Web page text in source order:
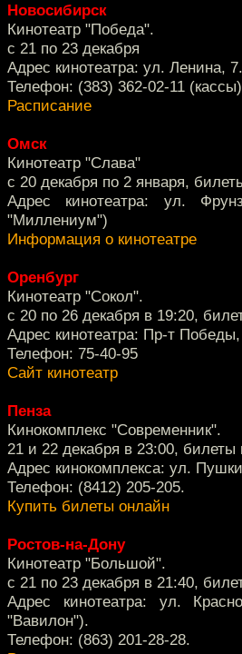
Новосибирск
Кинотеатр "Победа".
с 21 по 23 декабря
Адрес кинотеатра: ул. Ленина, 7.
Телефон: (383) 362-02-11
Расписание
Омск
Кинотеатр "Слава"
с 20 декабря по 2 января,
Адрес кинотеатра: ул.
"Миллениум")
Информация о кинотеатре
Оренбург
Кинотеатр "Сокол".
с 20 по 26 декабря в 19:20,
Адрес кинотеатра: Пр-т
Телефон: 75-40-95
Сайт кинотеатр
Пенза
Кинокомплекс "Современник".
21 и 22 декабря в 23:00, билеты
Адрес кинокомплекса: ул.
Телефон: (8412) 205-205.
Купить билеты онлайн
Ростов-на-Дону
Кинотеатр "Большой".
с 21 по 23 декабря в 21:40,
Адрес кинотеатра: ул.
"Вавилон").
Телефон: (863) 201-28-28.